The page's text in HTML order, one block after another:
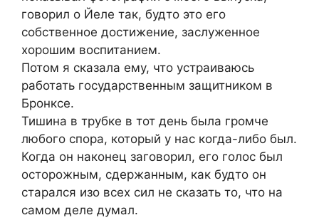
говорил о Йеле так, будто это его
собственное достижение, заслуженное
хорошим воспитанием.
Потом я сказала ему, что устраиваюсь
работать государственным защитником в
Бронксе.
Тишина в трубке в тот день была громче
любого спора, который у нас когда-либо был.
Когда он наконец заговорил, его голос был
осторожным, сдержанным, как будто он
старался изо всех сил не сказать то, что на
самом деле думал.